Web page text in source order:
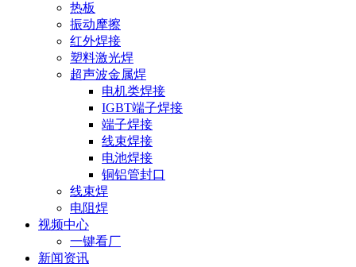
热板
振动摩擦
红外焊接
塑料激光焊
超声波金属焊
电机类焊接
IGBT端子焊接
端子焊接
线束焊接
电池焊接
铜铝管封口
线束焊
电阻焊
视频中心
一键看厂
新闻资讯